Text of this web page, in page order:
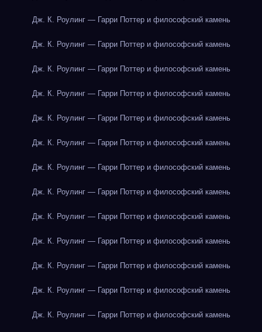
Дж. К. Роулинг — Гарри Поттер и философский камень
Дж. К. Роулинг — Гарри Поттер и философский камень
Дж. К. Роулинг — Гарри Поттер и философский камень
Дж. К. Роулинг — Гарри Поттер и философский камень
Дж. К. Роулинг — Гарри Поттер и философский камень
Дж. К. Роулинг — Гарри Поттер и философский камень
Дж. К. Роулинг — Гарри Поттер и философский камень
Дж. К. Роулинг — Гарри Поттер и философский камень
Дж. К. Роулинг — Гарри Поттер и философский камень
Дж. К. Роулинг — Гарри Поттер и философский камень
Дж. К. Роулинг — Гарри Поттер и философский камень
Дж. К. Роулинг — Гарри Поттер и философский камень
Дж. К. Роулинг — Гарри Поттер и философский камень